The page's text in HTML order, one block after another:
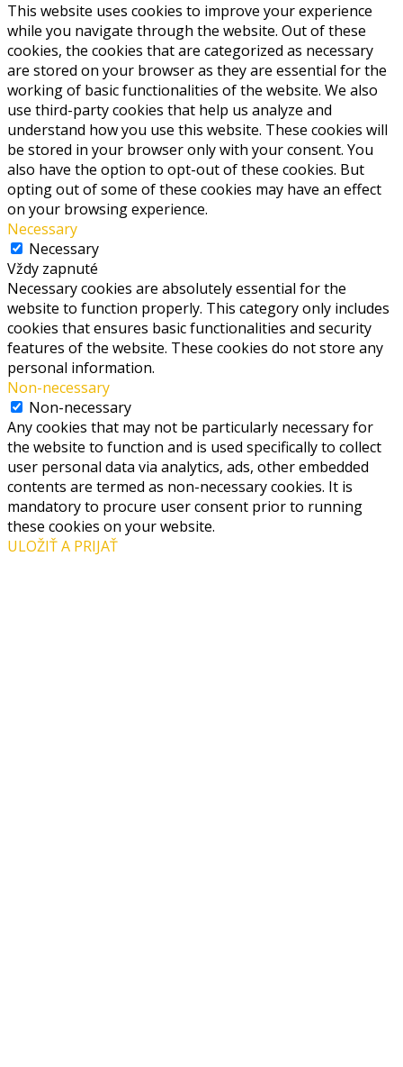
This website uses cookies to improve your experience
while you navigate through the website. Out of these
cookies, the cookies that are categorized as necessary
are stored on your browser as they are essential for the
working of basic functionalities of the website. We also
use third-party cookies that help us analyze and
understand how you use this website. These cookies will
be stored in your browser only with your consent. You
also have the option to opt-out of these cookies. But
opting out of some of these cookies may have an effect
on your browsing experience.
Necessary
Necessary
Vždy zapnuté
Necessary cookies are absolutely essential for the
website to function properly. This category only includes
cookies that ensures basic functionalities and security
features of the website. These cookies do not store any
personal information.
Non-necessary
Non-necessary
Any cookies that may not be particularly necessary for
the website to function and is used specifically to collect
user personal data via analytics, ads, other embedded
contents are termed as non-necessary cookies. It is
mandatory to procure user consent prior to running
these cookies on your website.
ULOŽIŤ A PRIJAŤ